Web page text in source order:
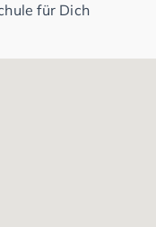
für Dich